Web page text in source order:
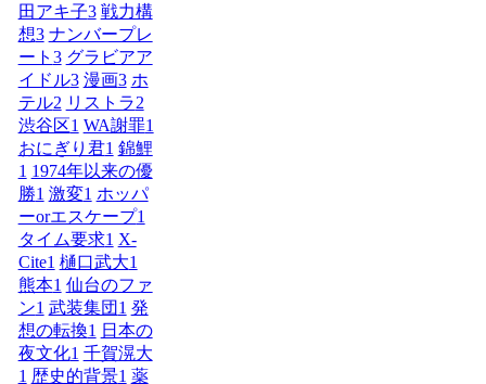
田アキ子3 戦力構
想3 ナンバープレ
ート 3 グラビアア
イドル3 漫画3 ホ
テル2 リストラ2
渋谷区1 WA謝罪1
おにぎり君1 錦鯉
1 1974年以来の優
勝1 激変1 ホッパ
ーorエスケープ1
タイム要求1 X-
Cite1 樋口武大1
熊本1 仙台のファ
ン1 武装集団 1 発
想の転換1 日本の
夜文化1 千賀滉大
1 歴史的背景1 薬